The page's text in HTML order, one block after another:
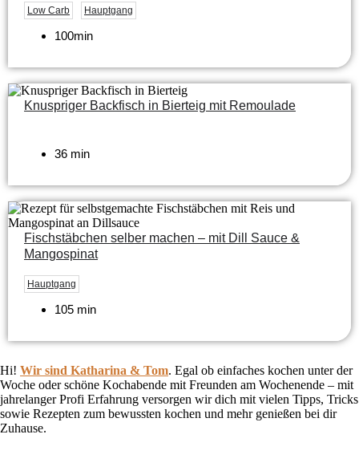
Low Carb Hauptgang
100min
Knuspriger Backfisch in Bierteig mit Remoulade
36 min
Fischstäbchen selber machen – mit Dill Sauce &
Mangospinat
Hauptgang
105 min
Hi! Wir sind Katharina & Tom. Egal ob einfaches kochen unter der
Woche oder schöne Kochabende mit Freunden am Wochenende – mit
jahrelanger Profi Erfahrung versorgen wir dich mit vielen Tipps, Tricks
sowie Rezepten zum bewussten kochen und mehr genießen bei dir
Zuhause.